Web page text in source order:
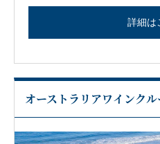
詳細は
オーストラリアワインク